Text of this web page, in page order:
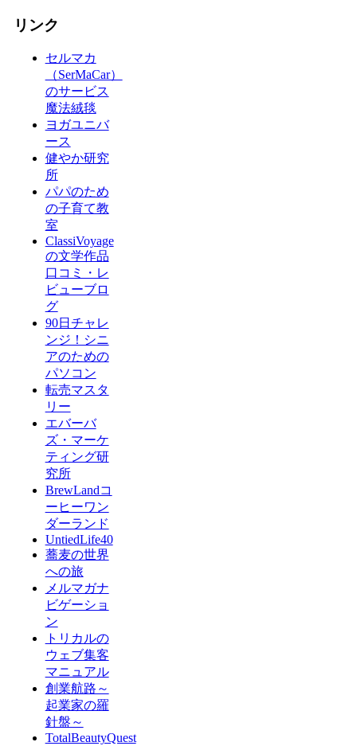
リンク
セルマカ
（SerMaCar）
のサービス
魔法絨毯
ヨガユニバ
ース
健やか研究
所
パパのため
の子育て教
室
ClassiVoyage
の文学作品
口コミ・レ
ビューブロ
グ
90日チャレ
ンジ！シニ
アのための
パソコン
転売マスタ
リー
エバーバ
ズ・マーケ
ティング研
究所
BrewLandコ
ーヒーワン
ダーランド
UntiedLife40
蕎麦の世界
への旅
メルマガナ
ビゲーショ
ン
トリカルの
ウェブ集客
マニュアル
創業航路～
起業家の羅
針盤～
TotalBeautyQuest